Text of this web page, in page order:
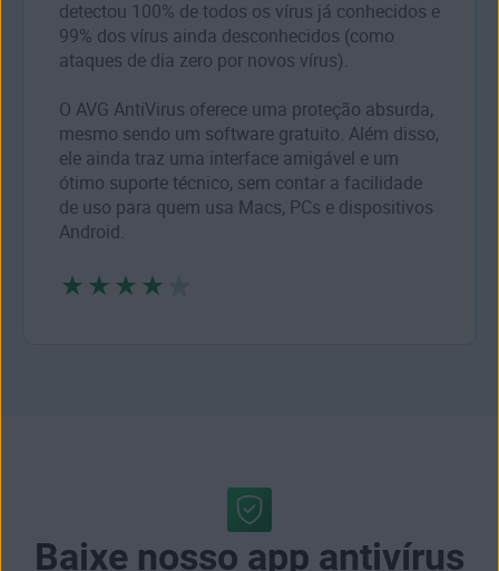
detectou 100% de todos os vírus já conhecidos e
99% dos vírus ainda desconhecidos (como
ataques de dia zero por novos vírus).
O AVG AntiVirus oferece uma proteção absurda,
mesmo sendo um software gratuito. Além disso,
ele ainda traz uma interface amigável e um
ótimo suporte técnico, sem contar a facilidade
de uso para quem usa Macs, PCs e dispositivos
Android.
Baixe nosso app antivírus